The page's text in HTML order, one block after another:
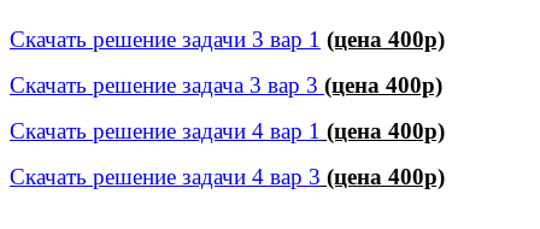
Скачать решение задачи 3 вар 1 (цена 400р)
Скачать решение задача 3 вар 3 (цена 400р)
Скачать решение задачи 4 вар 1 (цена 400р)
Скачать решение задачи 4 вар 3 (цена 400р)